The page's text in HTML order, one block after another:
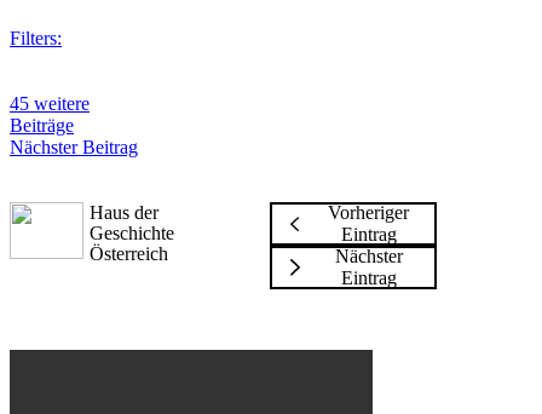
Filters:
45 weitere
Beiträge
Nächster Beitrag
Haus der
Geschichte
Österreich
Vorheriger
Eintrag
Nächster
Eintrag